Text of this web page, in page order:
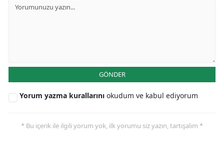
GÖNDER
Yorum yazma kurallarını okudum ve kabul ediyorum
* Bu içerik ile ilgili yorum yok, ilk yorumu siz yazın, tartışalım *